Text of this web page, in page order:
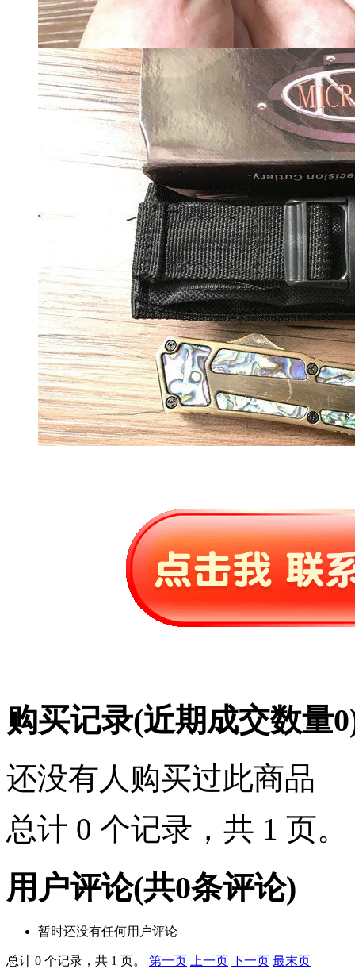
购买记录(近期成交数量0
还没有人购买过此商品
总计 0 个记录，共 1 页。
用户评论(共0条评论)
暂时还没有任何用户评论
总计 0 个记录，共 1 页。 第一页 上一页 下一页 最末页